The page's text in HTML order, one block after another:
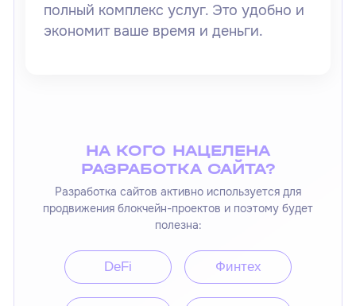
полный комплекс услуг. Это удобно и
экономит ваше время и деньги.
НА КОГО НАЦЕЛЕНА
РАЗРАБОТКА САЙТА?
Разработка сайтов активно используется для
продвижения блокчейн-проектов и поэтому будет
полезна:
DeFi Финтех